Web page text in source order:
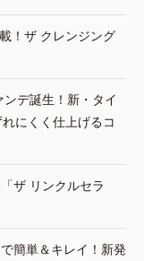
！ザ クレンジング
ンデ誕生！新・タイ
にくく仕上げるコ
ザ リンクルセラ
簡単＆キレイ！新発